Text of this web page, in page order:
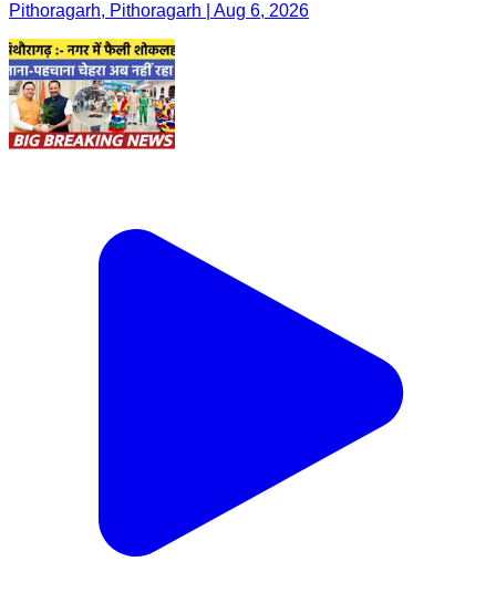
Pithoragarh, Pithoragarh | Aug 6, 2026